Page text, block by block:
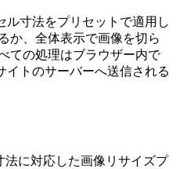
ル寸法をプリセットで適用し
か、全体表示で画像を切ら
ての処理はブラウザー内で
イトのサーバーへ送信される
法に対応した画像リサイズプ